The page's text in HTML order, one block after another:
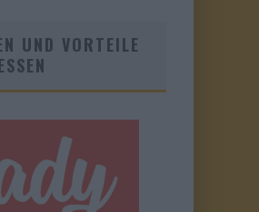
UND VORTEILE